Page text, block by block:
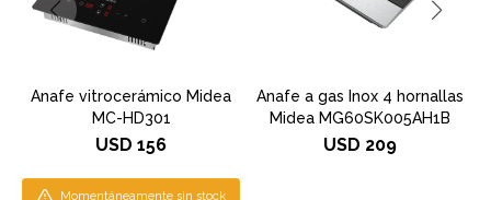
Anafe vitrocerámico Midea
MC-HD301
USD 156
Momentáneamente sin stock
Anafe a gas Inox 4 hornallas
Midea MG60SK005AH1B
USD 209